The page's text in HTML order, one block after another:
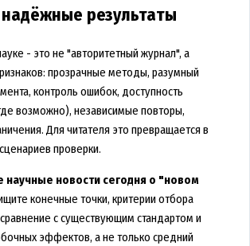
результаты
- это не "авторитетный журнал", а
прозрачные методы, разумный
контроль ошибок, доступность
возможно), независимые повторы,
Для читателя это превращается в
проверки.
научные новости сегодня о "новом
конечные точки, критерии отбора
с существующим стандартом и
эффектов, а не только средний